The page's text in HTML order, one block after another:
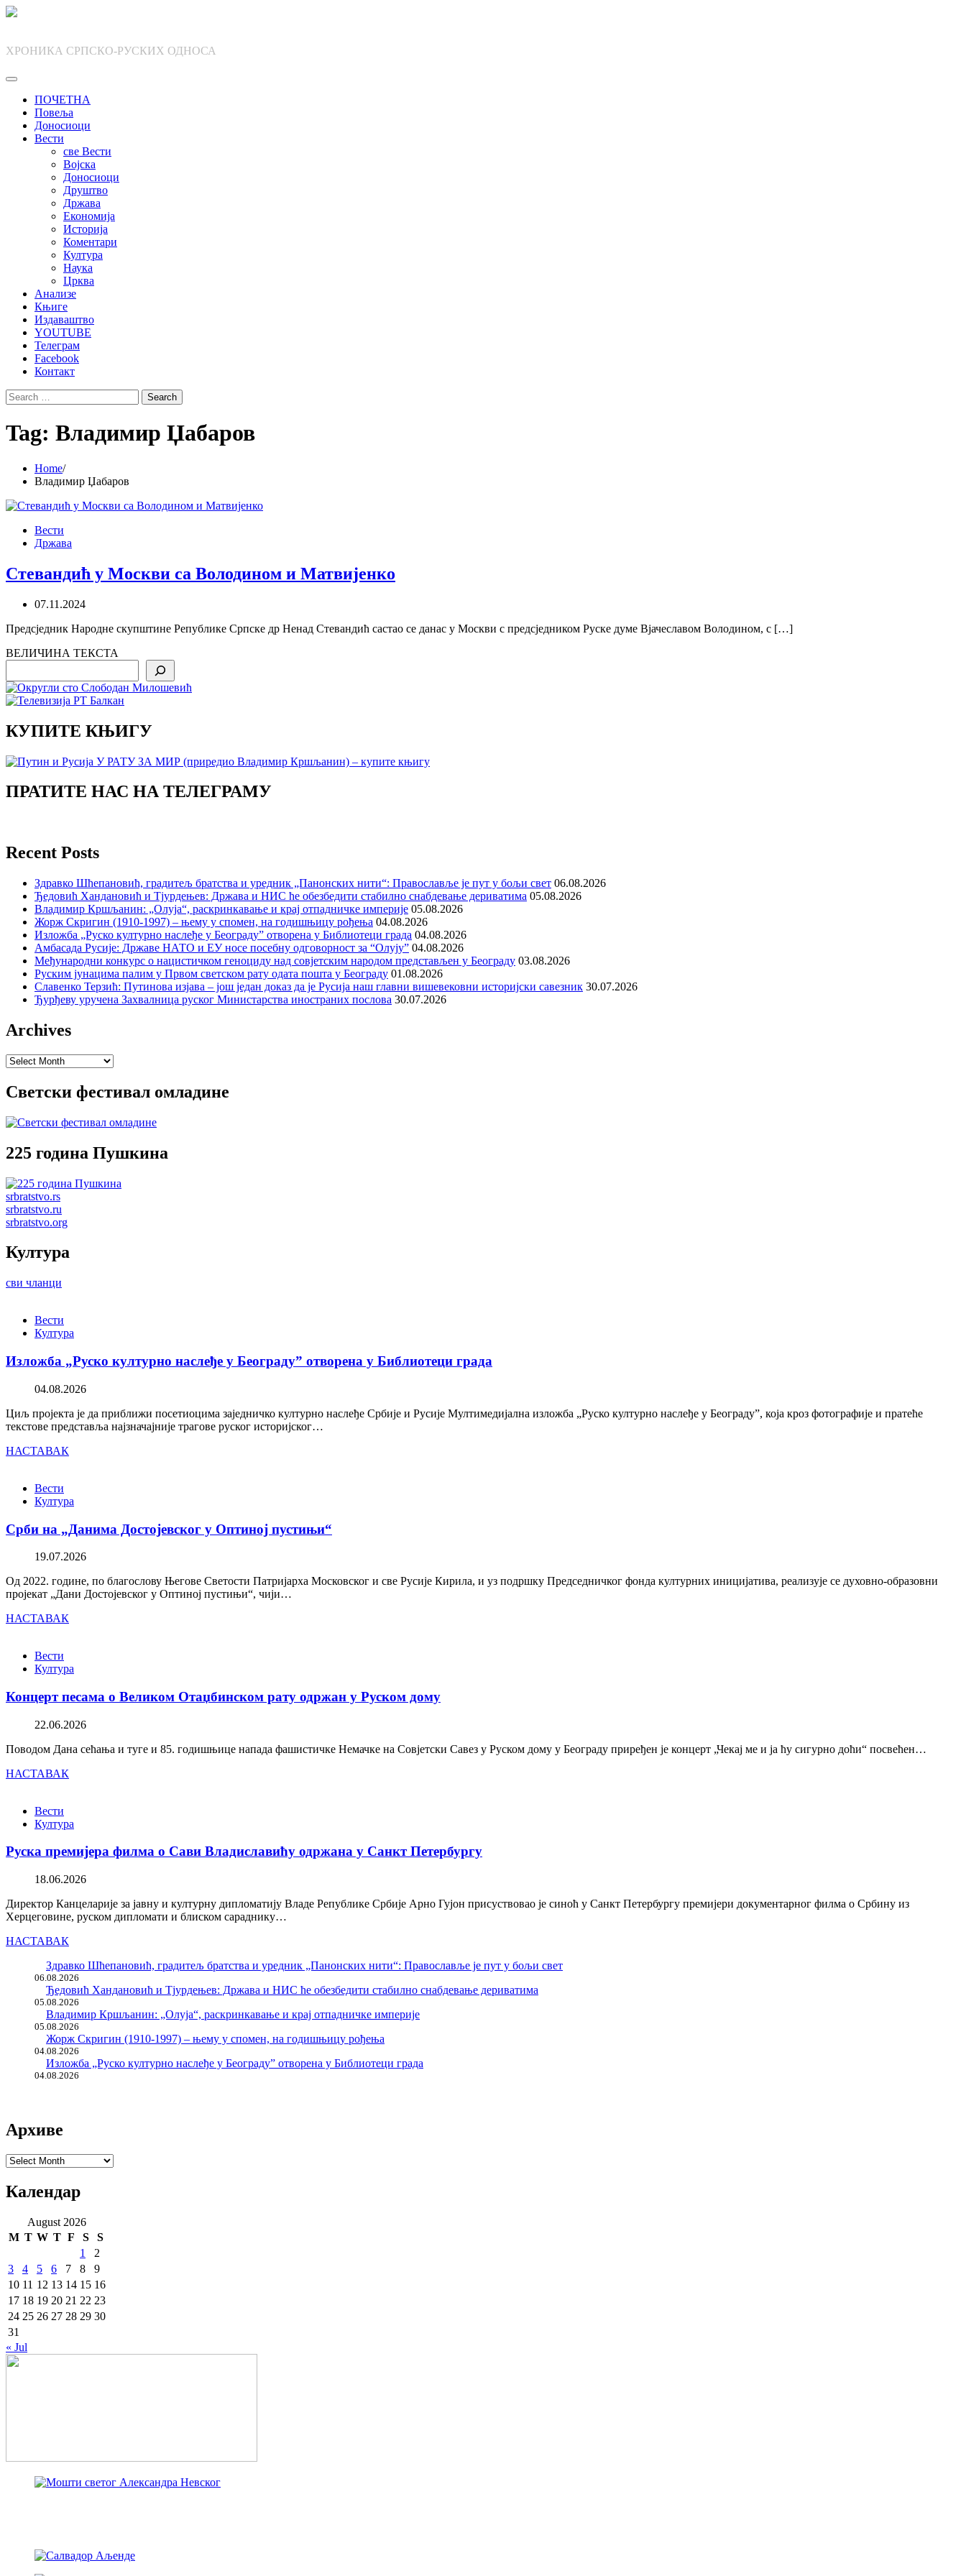
Skip
ХРОНИКА СРПСКО-РУСКИХ ОДНОСА
ПОЧЕТНА
Повеља
Доносиоци
Вести
све Вести
Војска
Доносиоци
Друштво
Држава
Економија
Историја
Коментари
Култура
Наука
Црква
Анализе
Књиге
Издаваштво
YOUTUBE
Телеграм
Facebook
Контакт
Search
for:
Tag: Владимир Џабаров
Home
Владимир Џабаров
Вести
Држава
Стевандић у Москви са Володином и Матвијенко
07.11.2024
Предсједник Народне скупштине Републике Српске др Ненад Стевандић састао се данас у Москви с предсједником Руске думе Вјачеславом Володином, с […]
ВЕЛИЧИНА ТЕКСТА
КУПИТЕ КЊИГУ
ПРАТИТЕ НАС НА ТЕЛЕГРАМУ
Recent Posts
Здравко Шћепановић, градитељ братства и уредник „Панонских нити“: Православље је пут у бољи свет 06.08.2026
Ђедовић Хандановић и Тјурдењев: Држава и НИС ће обезбедити стабилно снабдевање дериватима 05.08.2026
Владимир Кршљанин: „Олуја“, раскринкавање и крај отпадничке империје 05.08.2026
Жорж Скригин (1910-1997) – њему у спомен, на годишњицу рођења 04.08.2026
Изложба „Руско културно наслеђе у Београду” отворена у Библиотеци града 04.08.2026
Амбасада Русије: Државе НАТО и ЕУ носе посебну одговорност за “Олују” 04.08.2026
Међународни конкурс о нацистичком геноциду над совјетским народом представљен у Београду 03.08.2026
Руским јунацима палим у Првом светском рату одата пошта у Београду 01.08.2026
Славенко Терзић: Путинова изјава – још један доказ да је Русија наш главни вишевековни историјски савезник 30.07.2026
Ђурђеву уручена Захвалница руског Министарства иностраних послова 30.07.2026
Archives
Archives
Светски фестивал омладине
225 година Пушкина
srbratstvo.rs
srbratstvo.ru
srbratstvo.org
Култура
сви чланци
Вести
Култура
Изложба „Руско културно наслеђе у Београду” отворена у Библиотеци града
04.08.2026
Циљ пројекта је да приближи посетиоцима заједничко културно наслеђе Србије и Русије Мултимедијална изложба „Руско културно наслеђе у Београду”, која кроз фотографије и пратеће
текстове представља најзначајније трагове руског историјског…
НАСТАВАК
Вести
Култура
Срби на „Данима Достојевског у Оптиној пустињи“
19.07.2026
Од 2022. године, по благослову Његове Светости Патријарха Московског и све Русије Кирила, и уз подршку Председничког фонда културних иницијатива, реализује се духовно-образовни
пројекат „Дани Достојевског у Оптиној пустињи“, чији…
НАСТАВАК
Вести
Култура
Концерт песама о Великом Отаџбинском рату одржан у Руском дому
22.06.2026
Поводом Дана сећања и туге и 85. годишњице напада фашистичке Немачке на Совјетски Савез у Руском дому у Београду приређен је концерт „Чекај ме и ја ћу сигурно доћи“ посвећен…
НАСТАВАК
Вести
Култура
Руска премијера филма о Сави Владиславићу одржана у Санкт Петербургу
18.06.2026
Директор Канцеларије за јавну и културну дипломатију Владе Републике Србије Арно Гујон присуствовао је синоћ у Санкт Петербургу премијери документарног филма о Србину из
Херцеговине, руском дипломати и блиском сараднику…
НАСТАВАК
Здравко Шћепановић, градитељ братства и уредник „Панонских нити“: Православље је пут у бољи свет
06.08.2026
Ђедовић Хандановић и Тјурдењев: Држава и НИС ће обезбедити стабилно снабдевање дериватима
05.08.2026
Владимир Кршљанин: „Олуја“, раскринкавање и крај отпадничке империје
05.08.2026
Жорж Скригин (1910-1997) – њему у спомен, на годишњицу рођења
04.08.2026
Изложба „Руско културно наслеђе у Београду” отворена у Библиотеци града
04.08.2026
Архиве
Архиве
Календар
August 2026
M T W T F S
S
1
2
3
4 5 6 7 8
9
10 11 12 13 14 15 16
17 18 19 20 21 22 23
24 25 26 27 28 29 30
31
« Jul